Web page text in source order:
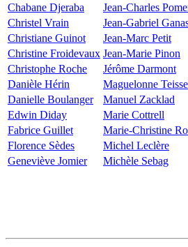
Chabane Djeraba
Jean-Charles
Christel Vrain
Jean-Gabriel
Christiane Guinot
Jean-Marc Petit
Christine Froidevaux Jean-Marie Pinon
Christophe Roche
Jérôme Darmont
Danièle Hérin
Maguelonne
Danielle Boulanger
Manuel Zacklad
Edwin Diday
Marie Cottrell
Fabrice Guillet
Marie-Christine
Florence Sèdes
Michel Leclère
Geneviève Jomier
Michèle Sebag